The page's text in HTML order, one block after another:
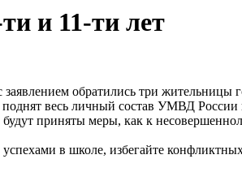
и 11-ти лет
обратились три жительницы
весь личный состав УМВД
приняты меры, как к
в школе, избегайте